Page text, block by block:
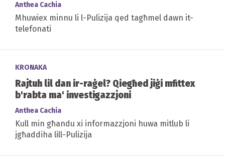
Anthea Cachia
Mhuwiex minnu li l-Pulizija qed tagħmel dawn it-
telefonati
KRONAKA
Rajtuh lil dan ir-raġel? Qiegħed jiġi mfittex
b'rabta ma' investigazzjoni
Anthea Cachia
Kull min għandu xi informazzjoni huwa mitlub li
jgħaddiha lill-Pulizija